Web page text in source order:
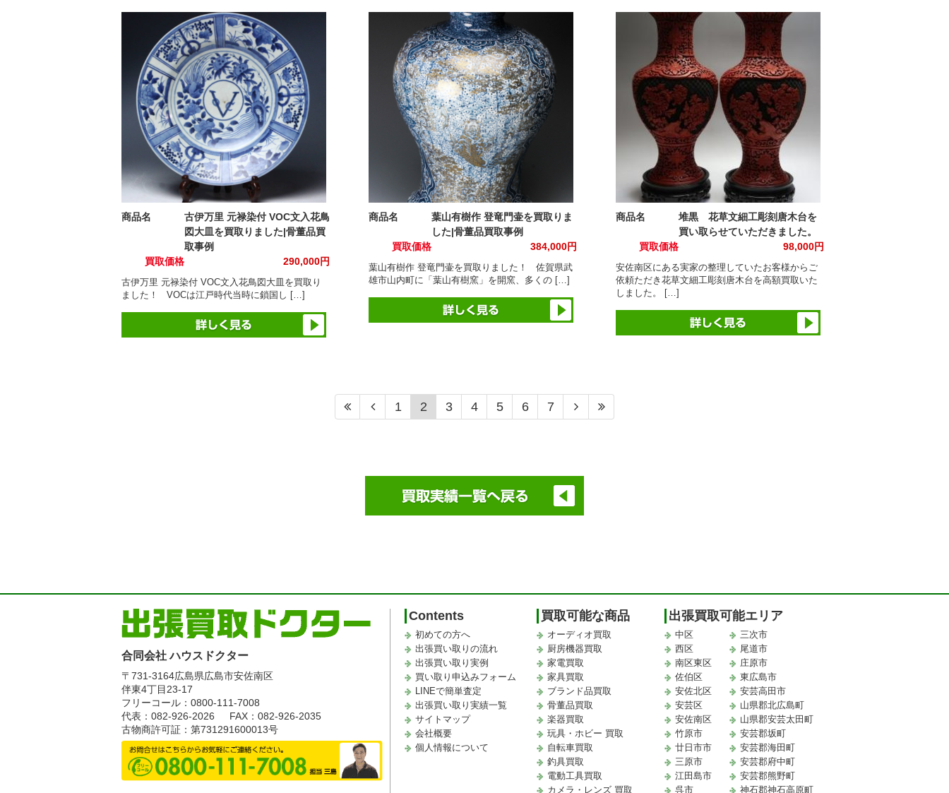
商品名
古伊万里 元禄染付 VOC文入花鳥
図大皿を買取りました|骨董品買
取事例
買取価格
290,000円
古伊万里 元禄染付 VOC文入花鳥図大皿を買取り
ました！ VOCは江戸時代当時に鎖国し […]
商品名
葉山有樹作 登竜門壷を買取りま
した|骨董品買取事例
買取価格
384,000円
葉山有樹作 登竜門壷を買取りました！ 佐賀県武
雄市山内町に「葉山有樹窯」を開窯、多くの […]
商品名
堆黒 花草文細工彫刻唐木台を
買い取らせていただきました。
買取価格
98,000円
安佐南区にある実家の整理していたお客様からご
依頼ただき花草文細工彫刻唐木台を高額買取いた
しました。 […]
1 2 3 4 5 6 7
合同会社 ハウスドクター
〒731-3164広島県広島市安佐南区
伴東4丁目23-17
フリーコール：0800-111-7008
代表：082-926-2026
FAX：082-926-2035
古物商許可証：第731291600013号
Contents
初めての方へ
出張買い取りの流れ
出張買い取り実例
買い取り申込みフォーム
LINEで簡単査定
出張買い取り実績一覧
サイトマップ
会社概要
個人情報について
買取可能な商品
オーディオ買取
厨房機器買取
家電買取
家具買取
ブランド品買取
骨董品買取
楽器買取
玩具・ホビー 買取
自転車買取
釣具買取
電動工具買取
カメラ・レンズ 買取
出張買取可能エリア
中区
西区
南区東区
佐伯区
安佐北区
安芸区
安佐南区
竹原市
廿日市市
三原市
江田島市
呉市
三次市
尾道市
庄原市
東広島市
安芸高田市
山県郡北広島町
山県郡安芸太田町
安芸郡坂町
安芸郡海田町
安芸郡府中町
安芸郡熊野町
神石郡神石高原町